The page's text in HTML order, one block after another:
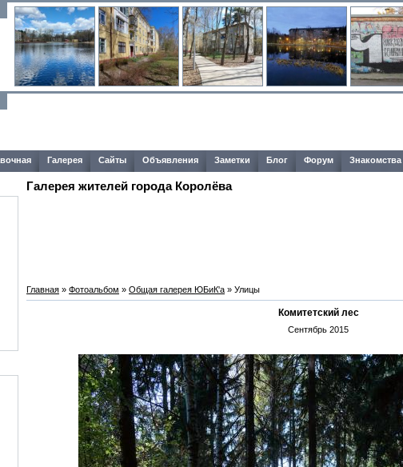
Галерея Сайты Объявления Заметки Блог Форум Знакомства
Галерея жителей города Королёва
Главная » Фотоальбом » Общая галерея ЮБиК'a » Улицы
Комитетский лес
Сентябрь 2015